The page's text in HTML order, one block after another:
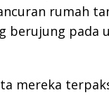
rumah
berujung pada
mereka